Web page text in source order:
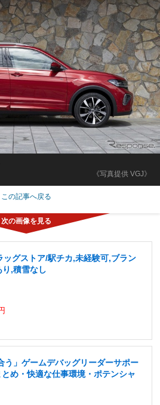
《写真提供 VGJ》
この記事へ戻る
ッグストア/駅チカ,未経験可,ブラン
,積雪なし
う」ゲームデバッグリーダーサポー
め・快適な仕事環境・ポテンシャ